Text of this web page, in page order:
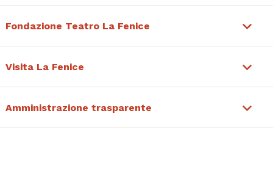
Fondazione Teatro La Fenice
Visita La Fenice
Amministrazione trasparente